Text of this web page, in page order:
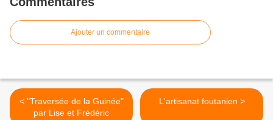
Ajouter un commentaire
< "Traversée de la Guinée"
par Lise et Frédéric
L'artisanat foutanien >